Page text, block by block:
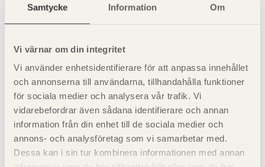
Samtycke Information Om
Vi värnar om din integritet
Vi använder enhetsidentifierare för att anpassa innehållet
och annonserna till användarna, tillhandahålla funktioner
för sociala medier och analysera vår trafik. Vi
vidarebefordrar även sådana identifierare och annan
information från din enhet till de sociala medier och
annons- och analysföretag som vi samarbetar med.
Dessa kan i sin tur kombinera informationen med annan
Förslag till kontrollpunkter
Att material och arbetsmoment uppfyller Hus AMA:s
krav på toleranser.
Att tätningen mellan karm och vägg är utförd innan
foder och lister sätts på plats.
Att fönstret går att öppna och stänga utan svårighet.
Att springan mellan båge och karm har samma bredd